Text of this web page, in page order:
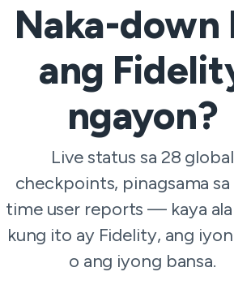
Naka-down
ang
ngayon?
Live status sa 28 global
checkpoints, pinagsama sa
time user reports — kaya
kung ito ay Fidelity, ang
o ang iyong bansa.